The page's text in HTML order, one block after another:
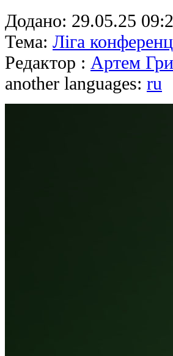
Додано: 29.05.25
Тема: Ліга
Редактор : Артем
another languages: ru